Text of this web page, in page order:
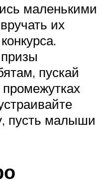
маленькими
их
пускай
пусть малыши